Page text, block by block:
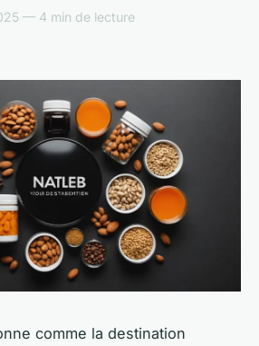
— 4 min de lecture
comme la destination